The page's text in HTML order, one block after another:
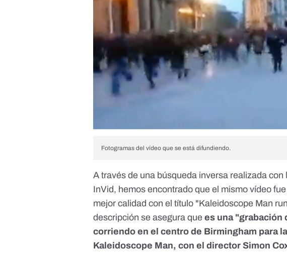
Fotogramas del vídeo que se está difundiendo.
A través de una búsqueda inversa realizada
InVid, hemos encontrado que el mismo vídeo
mejor calidad con el título "Kaleidoscope Man
descripción se asegura quees una "grabación
corriendo en el centro de Birmingham para
Kaleidoscope Man, con el director Simon